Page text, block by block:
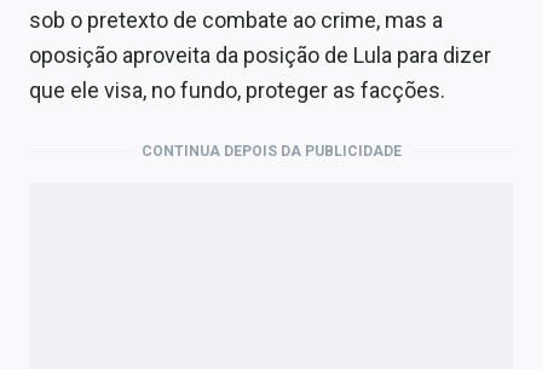
sob o pretexto de combate ao crime, mas a
oposição aproveita da posição de Lula para dizer
que ele visa, no fundo, proteger as facções.
CONTINUA DEPOIS DA PUBLICIDADE